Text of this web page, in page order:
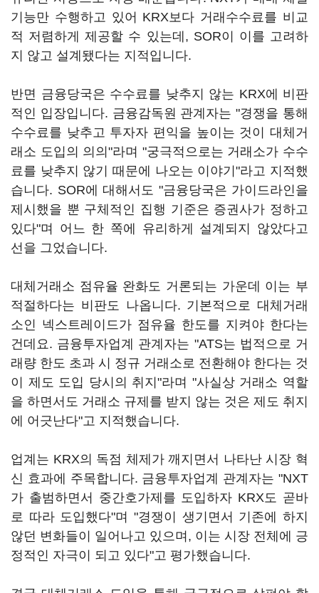
기능만 수행하고 있어 KRX보다 거래수수료를 비교
적 저렴하게 제공할 수 있는데, SOR이 이를 고려하
지 않고 설계됐다는 지적입니다.
반면 금융당국은 수수료를 낮추지 않는 KRX에 비판
적인 입장입니다. 금융감독원 관계자는 "경쟁을 통해
수수료를 낮추고 투자자 편익을 높이는 것이 대체거
래소 도입의 의의"라며 "궁극적으로는 거래소가 수수
료를 낮추지 않기 때문에 나오는 이야기"라고 지적했
습니다. SOR에 대해서도 "금융당국은 가이드라인을
제시했을 뿐 구체적인 집행 기준은 증권사가 정하고
있다"며 어느 한 쪽에 유리하게 설계되지 않았다고
선을 그었습니다.
대체거래소 점유율 완화도 거론되는 가운데 이는 부
적절하다는 비판도 나옵니다. 기본적으로 대체거래
소인 넥스트레이드가 점유율 한도를 지켜야 한다는
건데요. 금융투자업계 관계자는 "ATS는 법적으로 거
래량 한도 초과 시 정규 거래소로 전환해야 한다는 것
이 제도 도입 당시의 취지"라며 "사실상 거래소 역할
을 하면서도 거래소 규제를 받지 않는 것은 제도 취지
에 어긋난다"고 지적했습니다.
업계는 KRX의 독점 체제가 깨지면서 나타난 시장 혁
신 효과에 주목합니다. 금융투자업계 관계자는 "NXT
가 출범하면서 중간호가제를 도입하자 KRX도 곧바
로 따라 도입했다"며 "경쟁이 생기면서 기존에 하지
않던 변화들이 일어나고 있으며, 이는 시장 전체에 긍
정적인 자극이 되고 있다"고 평가했습니다.